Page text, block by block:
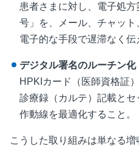
患者さまに対し、電子処
号」を、メール、チャッ
電子的な手段で遅滞なく伝
デジタル署名のルーチン化
HPKIカード（医師資格証
診療録（カルテ）記載と
作動線を最適化すること。
こうした取り組みは単なる